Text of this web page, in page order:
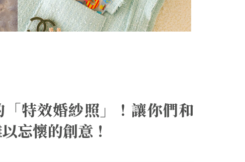
特效婚紗照」！讓你們和
忘懷的創意！